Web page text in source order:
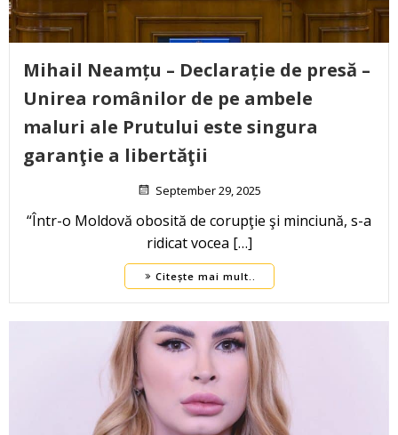
Mihail Neamțu – Declarație de presă –
Unirea românilor de pe ambele
maluri ale Prutului este singura
garanţie a libertăţii
September 29, 2025
“Într-o Moldovă obosită de corupţie şi minciună, s-a
ridicat vocea […]
Citește mai mult..